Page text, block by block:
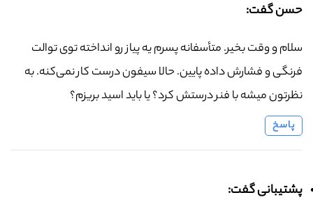
حسن گفت:
سلام و وقت بخیر. متأسفانه پسرم یه پیاز رو انداخته توی توالت
فرنگی و فشارش داده پایین. حالا سیفون درست کار نمی‌کنه. به
نظرتون میشه با فنر درستش کرد؟ یا باید اسید بریزم؟
پاسخ
پشتیبانی گفت: